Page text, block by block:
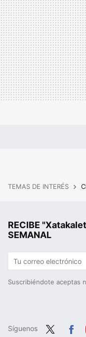
TEMAS DE INTERÉS
RECIBE
SEMANAL
Suscribiéndote aceptas
Síguenos